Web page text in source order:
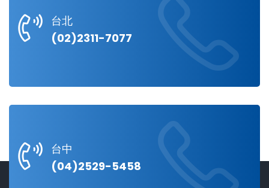
台北
(02)2311-7077
台中
(04)2529-5458